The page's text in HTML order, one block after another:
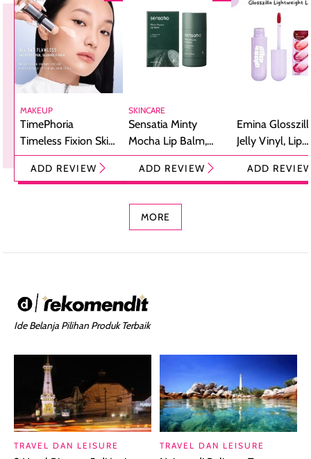
MAKEUP
TimePhoria
Timeless Fixion Skin
Tint Stick,
Foundation dan
ADD REVIEW
SKINCARE
Sensatia Minty
Mocha Lip Balm,
Pelembap Bibir
dengan Aroma
ADD REVIEW
Emina
Jelly Vinyl, Lip
Cream Glossy
Ringan
ADD
MORE
Ide Belanja Pilihan Produk Terbaik
TRAVEL DAN LEISURE TRAVEL DAN LEISURE